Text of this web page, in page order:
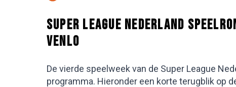
SUPER LEAGUE NEDERLAND
VENLO
De vierde speelweek van de Super League
programma. Hieronder een korte terugblik op